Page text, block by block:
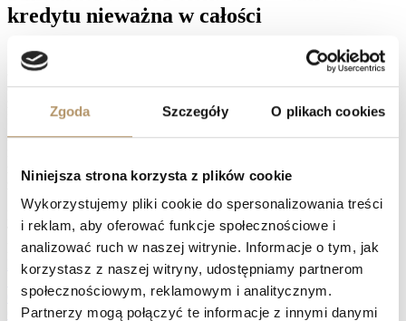
Zgoda Szczegóły O plikach cookies
Niniejsza strona korzysta z plików cookie
Wykorzystujemy pliki cookie do spersonalizowania treści
i reklam, aby oferować funkcje społecznościowe i
analizować ruch w naszej witrynie. Informacje o tym, jak
korzystasz z naszej witryny, udostępniamy partnerom
społecznościowym, reklamowym i analitycznym.
Partnerzy mogą połączyć te informacje z innymi danymi
kredytu nieważna w całości
Sąd Okręgowy w Gdańsku XV Wydział Cywilny, referent SSO
Agnieszka Piotrowska, wyrokiem z dnia 28 lutego 2024 roku (sygn.
akt: XV C 674/21) na rozprawie ustalił, że umowa kredytu zawarta
z Kredyt Bank S.A. jest nieważna; zasądził na rzecz powodów
kwotę 149.373,88 zł wraz z ustawowymi odsetkami za opóźnienie
liczonymi od dnia 18 czerwca 2021 roku do dnia zapłaty; zasądził
za opóźnienie od dnia uprawomocnienia się orzeczenia do dnia
zapłaty tytułem zwrotu kosztów procesu.
Facebook
Twitter
LinkedIn
Prev27.02.2024 – wygrana sprawa przeciwko Bank Millennium
S.A. – umowa kredytu nieważna w całości
06.03.2024 r. – wygrana sprawa przeciwko Powszechna Kasa
Oszczędności Bank Polski S.A. – umowa kredytu nieważna w